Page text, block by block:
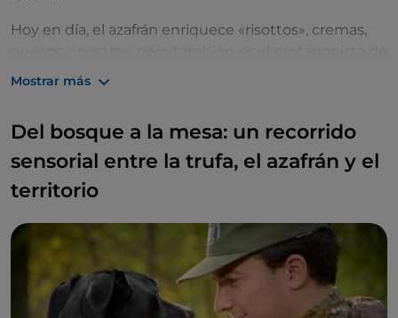
Hoy en día, el azafrán enriquece «risottos», cremas,
experiencias de visita: de hecho, muchas
completo, desde la plantación de los bulbos hasta el
envasado final.
Mostrar más
Del bosque a la mesa: un recorrido
sensorial entre la trufa, el azafrán y el
territorio